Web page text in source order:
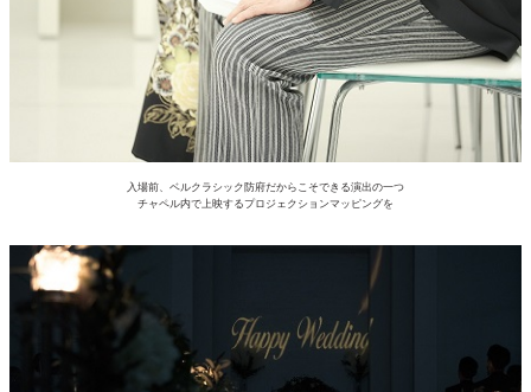
入場前、ベルクラシック防府だからこそできる演出の一つ
チャペル内で上映するプロジェクションマッピングを